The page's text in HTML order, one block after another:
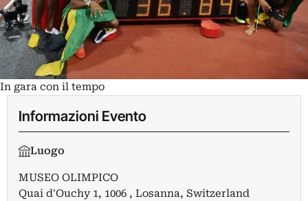
In gara con il tempo
Informazioni Evento
Luogo
MUSEO OLIMPICO
Quai d'Ouchy 1, 1006 , Losanna, Switzerland